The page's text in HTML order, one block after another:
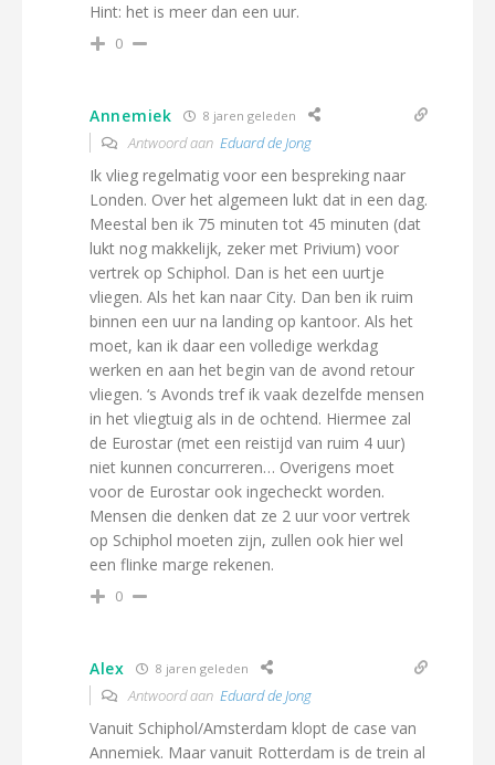
Hint: het is meer dan een uur.
0
Annemiek 8 jaren geleden
Antwoord aan Eduard de Jong
Ik vlieg regelmatig voor een bespreking naar
Londen. Over het algemeen lukt dat in een dag.
Meestal ben ik 75 minuten tot 45 minuten (dat
lukt nog makkelijk, zeker met Privium) voor
vertrek op Schiphol. Dan is het een uurtje
vliegen. Als het kan naar City. Dan ben ik ruim
binnen een uur na landing op kantoor. Als het
moet, kan ik daar een volledige werkdag
werken en aan het begin van de avond retour
vliegen. ‘s Avonds tref ik vaak dezelfde mensen
in het vliegtuig als in de ochtend. Hiermee zal
de Eurostar (met een reistijd van ruim 4 uur)
niet kunnen concurreren… Overigens moet
voor de Eurostar ook ingecheckt worden.
Mensen die denken dat ze 2 uur voor vertrek
op Schiphol moeten zijn, zullen ook hier wel
een flinke marge rekenen.
0
Alex 8 jaren geleden
Antwoord aan Eduard de Jong
Vanuit Schiphol/Amsterdam klopt de case van
Annemiek. Maar vanuit Rotterdam is de trein al